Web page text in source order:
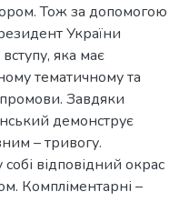
Тож за допомогою
України
яка має
тематичному та
Завдяки
демонструє
– тривогу.
відповідний окрас
Компліментарні –